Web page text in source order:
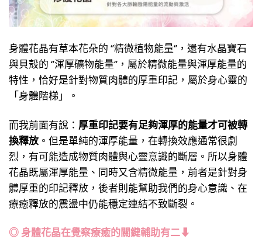
身體花晶有草本花朵的 ‘’精微植物能量‘’，還有水晶寶石
與貝殻的 ‘’渾厚礦物能量‘’，屬於精微能量與渾厚能量的
特性，恰好是針對物質肉體的厚重印記，屬於身心靈的
「身體階梯」。
而我前面有說： 厚重印記要有足夠渾厚的能量才可被轉
換釋放 。但是單純的渾厚能量，在轉換效應通常很劇
烈，有可能造成物質肉體與心靈意識的斷層。所以身體
花晶既屬渾厚能量、同時又含精微能量，前者是針對身
體厚重的印記釋放，後者則能幫助我們的身心意識、在
療癒釋放的震盪中仍能穩定連結不致斷裂。
◎ 身體花晶在覺察療癒的關鍵輔助有二⬇